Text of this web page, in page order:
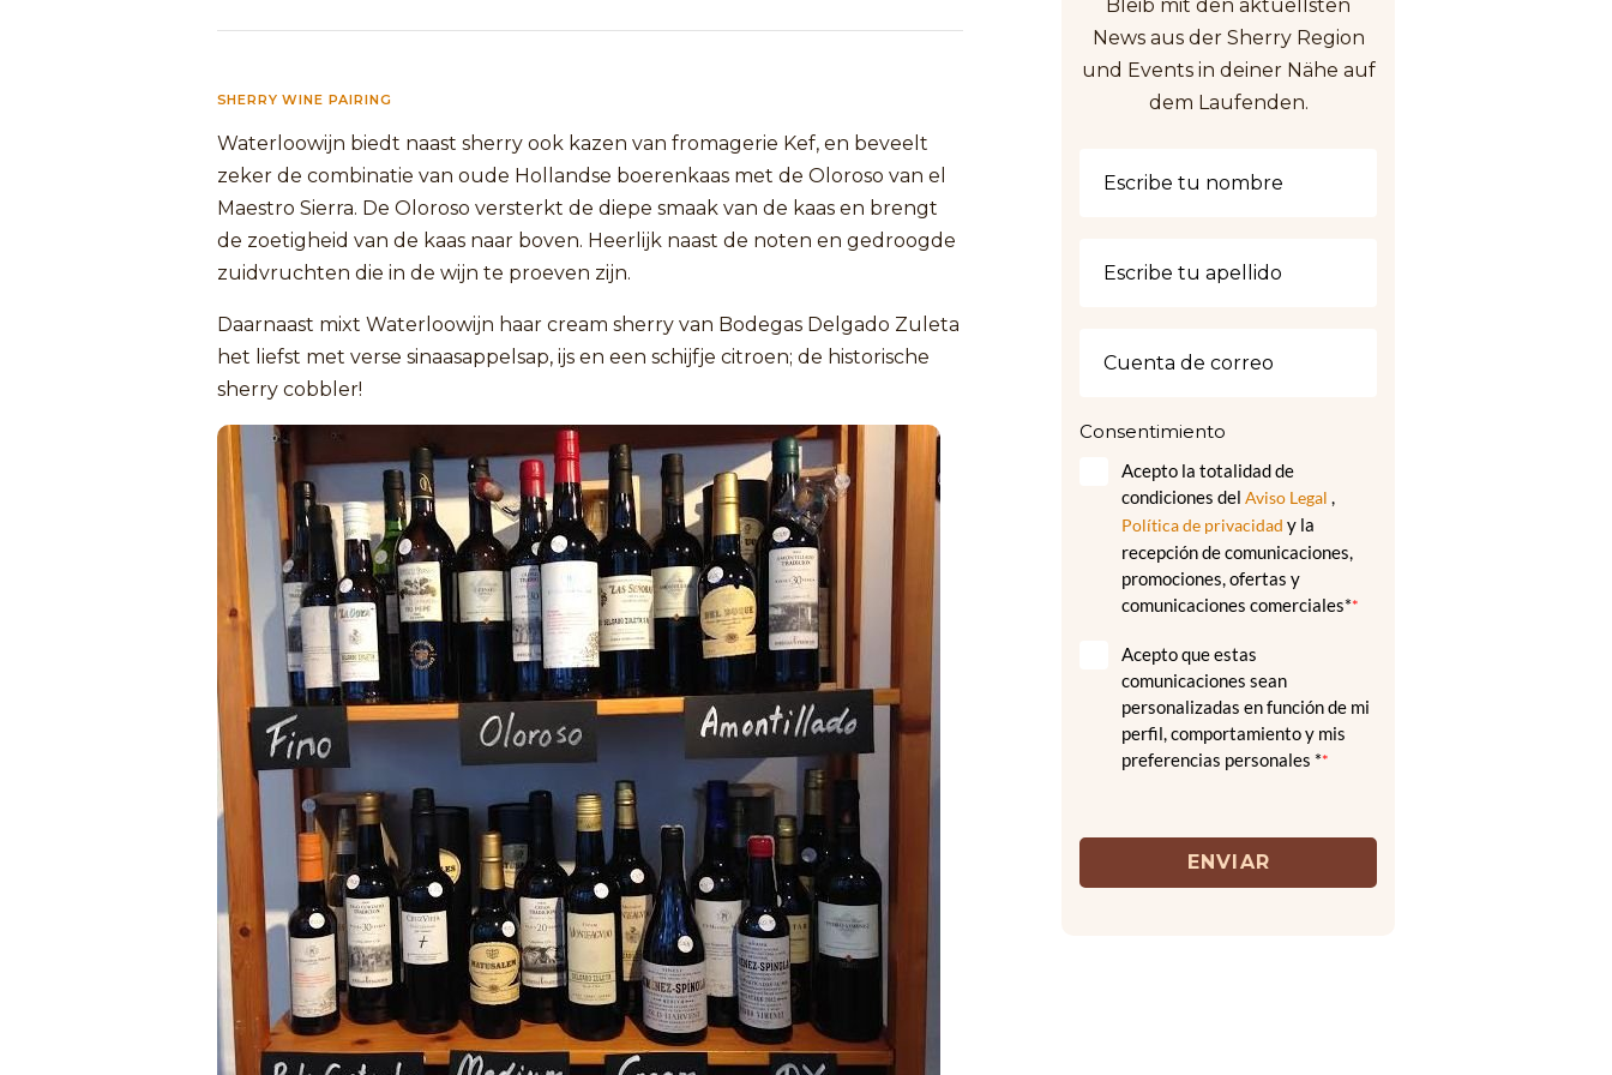
SHERRY WINE PAIRING
Waterloowijn biedt naast sherry ook kazen van fromagerie Kef, en beveelt
zeker de combinatie van oude Hollandse boerenkaas met de Oloroso van el
Maestro Sierra. De Oloroso versterkt de diepe smaak van de kaas en brengt
de zoetigheid van de kaas naar boven. Heerlijk naast de noten en gedroogde
zuidvruchten die in de wijn te proeven zijn.
Daarnaast mixt Waterloowijn haar cream sherry van Bodegas Delgado Zuleta
het liefst met verse sinaasappelsap, ijs en een schijfje citroen; de historische
sherry cobbler!
Bleib mit den aktuellsten
News aus der Sherry Region
und Events in deiner Nähe auf
dem Laufenden.
Consentimiento
Acepto la totalidad de
condiciones delAviso Legal ,
Política de privacidad y la
recepción de comunicaciones,
promociones, ofertas y
comunicaciones comerciales**
Acepto que estas
comunicaciones sean
personalizadas en función de mi
perfil, comportamiento y mis
preferencias personales **
ENVIAR